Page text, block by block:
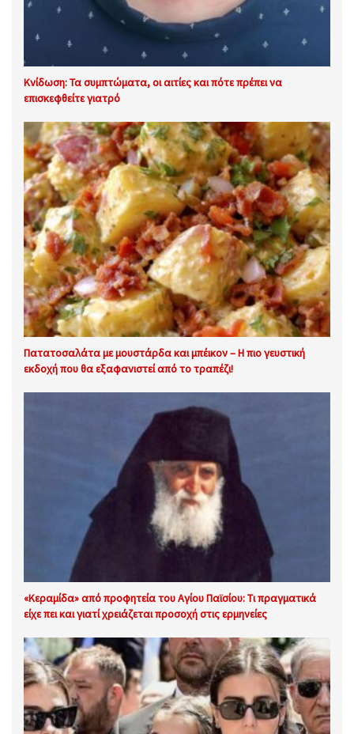
Κνίδωση: Τα συμπτώματα, οι αιτίες και πότε πρέπει να
επισκεφθείτε γιατρό
Πατατοσαλάτα με μουστάρδα και μπέικον – Η πιο γευστική
εκδοχή που θα εξαφανιστεί από το τραπέζι!
«Κεραμίδα» από προφητεία του Αγίου Παϊσίου: Τι πραγματικά
είχε πει και γιατί χρειάζεται προσοχή στις ερμηνείες